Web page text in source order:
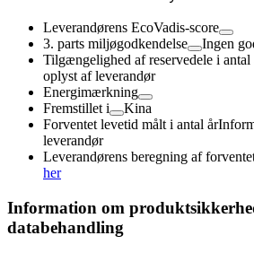
Leverandørens EcoVadis-score
3. parts miljøgodkendelse
Ingen
Tilgængelighed af reservedele i antal
oplyst af leverandør
Energimærkning
Fremstillet i
Kina
Forventet levetid målt i antal år
leverandør
Leverandørens beregning af
her
Information om
databehandling